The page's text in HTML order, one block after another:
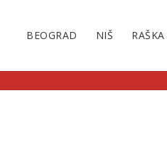
BEOGRAD NIŠ RAŠKA